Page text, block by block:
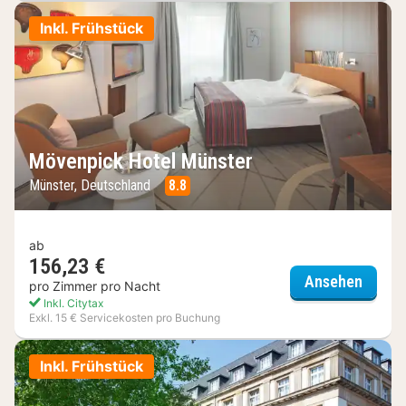
Inkl. Frühstück
Mövenpick Hotel Münster
Münster, Deutschland 8.8
ab
156,23 €
pro Zimmer pro Nacht
Inkl. Citytax
Exkl. 15 € Servicekosten pro Buchung
Ansehen
Inkl. Frühstück